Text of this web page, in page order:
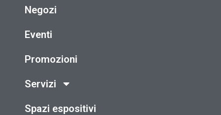
Negozi
Eventi
Promozioni
Servizi
Spazi espositivi